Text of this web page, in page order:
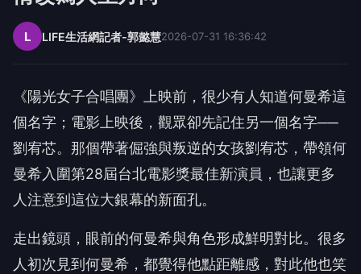
L LIFE生活網記者-郭懿慧2026-07-31 16:36:42
《陽光女子合唱團》上映前，很少有人知道何曼希這
個名字；電影上映後，觀眾卻先記住另一個名字──
劉宥芯。那個帶著倔強與叛逆的女孩劉宥芯，帶領何
曼希入圍第28屆台北電影獎最佳新演員，也讓更多
人注意到這位大銀幕的新面孔。
走出鏡頭，眼前的何曼希與角色形成鮮明對比。很多
人初次見到何曼希，都覺得他點距離感，對此他也笑